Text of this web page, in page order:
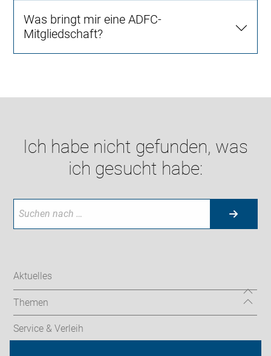
Was bringt mir eine ADFC-
Mitgliedschaft?
Ich habe nicht gefunden, was
ich gesucht habe:
Aktuelles
Themen
Service & Verleih